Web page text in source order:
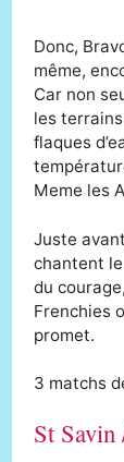
Donc,
même,
Car non
les
flaques
Meme les
Juste
chantent
du
Frenchies
promet.
3 matchs
St